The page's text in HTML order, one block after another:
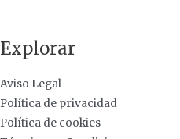
Explorar
Aviso Legal
Política de privacidad
Política de cookies